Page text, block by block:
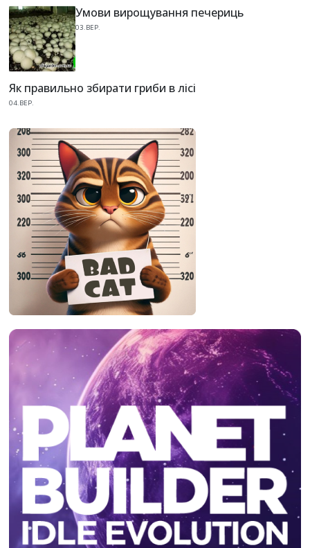
Умови вирощування печериць
03.ВЕР.
Як правильно збирати гриби в лісі
04.ВЕР.